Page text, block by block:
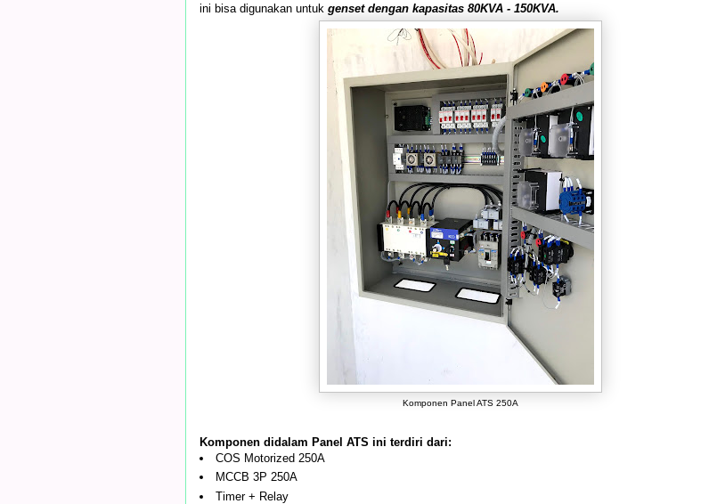
ini bisa digunakan untuk genset dengan kapasitas 80KVA - 150KVA.
Komponen Panel ATS 250A
Komponen didalam Panel ATS ini terdiri dari:
COS Motorized 250A
MCCB 3P 250A
Timer + Relay